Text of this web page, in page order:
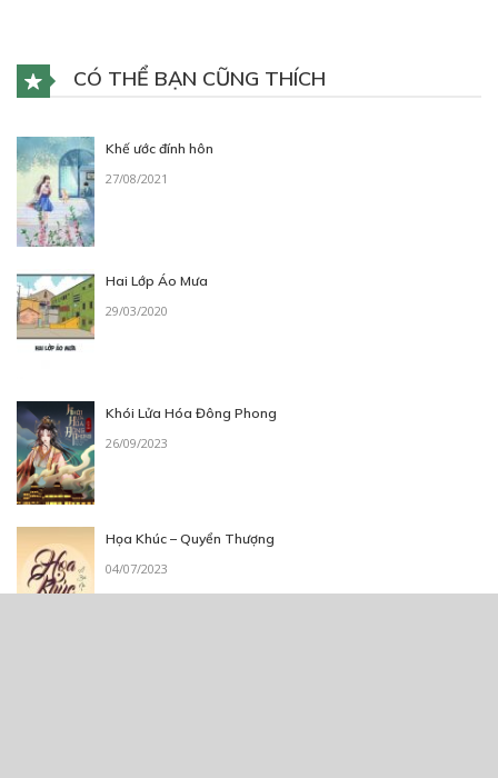
CÓ THỂ BẠN CŨNG THÍCH
Khế ước đính hôn
27/08/2021
Hai Lớp Áo Mưa
29/03/2020
Khói Lửa Hóa Đông Phong
26/09/2023
Họa Khúc – Quyển Thượng
04/07/2023